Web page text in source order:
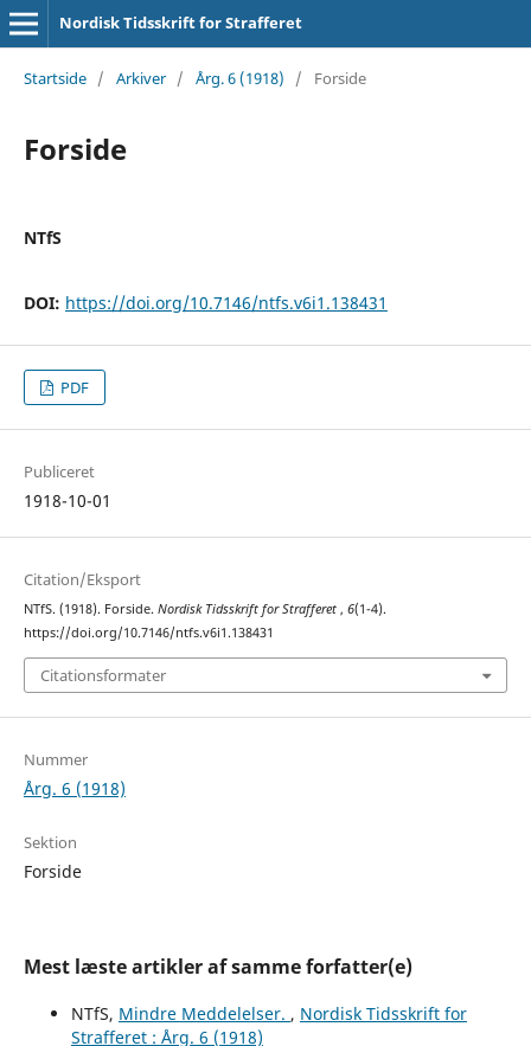
Nordisk Tidsskrift for Strafferet
Startside / Arkiver / Årg. 6 (1918) / Forside
Forside
NTfS
DOI: https://doi.org/10.7146/ntfs.v6i1.138431
PDF
Publiceret
1918-10-01
Citation/Eksport
NTfS. (1918). Forside. Nordisk Tidsskrift for Strafferet , 6(1-4).
https://doi.org/10.7146/ntfs.v6i1.138431
Citationsformater
Nummer
Årg. 6 (1918)
Sektion
Forside
Mest læste artikler af samme forfatter(e)
NTfS, Mindre Meddelelser. , Nordisk Tidsskrift for
Strafferet : Årg. 6 (1918)